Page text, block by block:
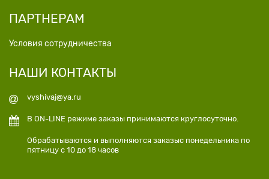
ПАРТНЕРАМ
Условия сотрудничества
НАШИ КОНТАКТЫ
vyshivaj@ya.ru
В ON-LINE режиме заказы принимаются круглосуточно.
Обрабатываются и выполняются заказыс понедельника по
пятницу с 10 до 18 часов